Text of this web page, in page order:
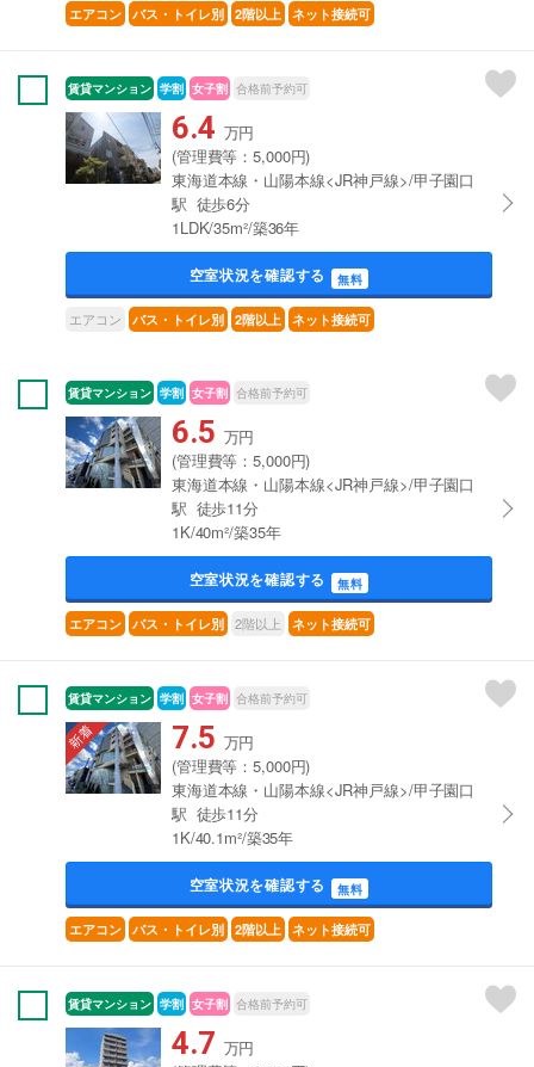
エアコン バス・トイレ別 2階以上 ネット接続可
賃貸マンション 学割 女子割 合格前予約可
6.4 万円
(管理費等：5,000円)
東海道本線・山陽本線<JR神戸線>/甲子園口
駅 徒歩6分
1LDK/35m²/築36年
空室状況を確認する 無料
エアコン バス・トイレ別 2階以上 ネット接続可
賃貸マンション 学割 女子割 合格前予約可
6.5 万円
(管理費等：5,000円)
東海道本線・山陽本線<JR神戸線>/甲子園口
駅 徒歩11分
1K/40m²/築35年
空室状況を確認する 無料
エアコン バス・トイレ別 2階以上 ネット接続可
賃貸マンション 学割 女子割 合格前予約可
7.5 万円
(管理費等：5,000円)
東海道本線・山陽本線<JR神戸線>/甲子園口
駅 徒歩11分
1K/40.1m²/築35年
空室状況を確認する 無料
エアコン バス・トイレ別 2階以上 ネット接続可
賃貸マンション 学割 女子割 合格前予約可
4.7 万円